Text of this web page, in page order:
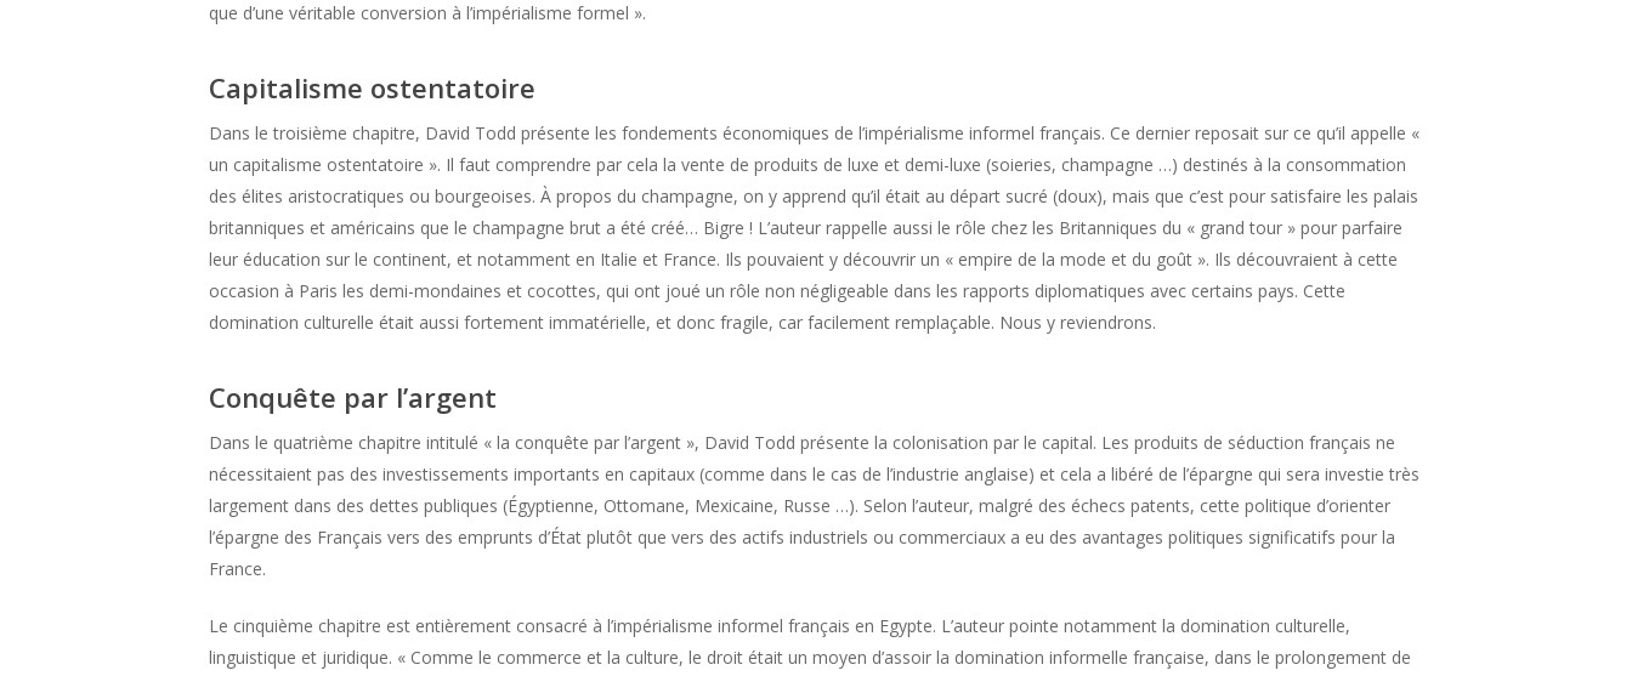
que d’une véritable conversion à l’impérialisme formel ».
Capitalisme ostentatoire
Dans le troisième chapitre, David Todd présente les fondements économiques de l’impérialisme informel français. Ce dernier reposait sur ce qu’il appelle «
un capitalisme ostentatoire ». Il faut comprendre par cela la vente de produits de luxe et demi-luxe (soieries, champagne …) destinés à la consommation
des élites aristocratiques ou bourgeoises. À propos du champagne, on y apprend qu’il était au départ sucré (doux), mais que c’est pour satisfaire les palais
britanniques et américains que le champagne brut a été créé… Bigre ! L’auteur rappelle aussi le rôle chez les Britanniques du « grand tour » pour parfaire
leur éducation sur le continent, et notamment en Italie et France. Ils pouvaient y découvrir un « empire de la mode et du goût ». Ils découvraient à cette
occasion à Paris les demi-mondaines et cocottes, qui ont joué un rôle non négligeable dans les rapports diplomatiques avec certains pays. Cette
domination culturelle était aussi fortement immatérielle, et donc fragile, car facilement remplaçable. Nous y reviendrons.
Conquête par l’argent
Dans le quatrième chapitre intitulé « la conquête par l’argent », David Todd présente la colonisation par le capital. Les produits de séduction français ne
nécessitaient pas des investissements importants en capitaux (comme dans le cas de l’industrie anglaise) et cela a libéré de l’épargne qui sera investie très
largement dans des dettes publiques (Égyptienne, Ottomane, Mexicaine, Russe …). Selon l’auteur, malgré des échecs patents, cette politique d’orienter
l’épargne des Français vers des emprunts d’État plutôt que vers des actifs industriels ou commerciaux a eu des avantages politiques significatifs pour la
France.
Le cinquième chapitre est entièrement consacré à l’impérialisme informel français en Egypte. L’auteur pointe notamment la domination culturelle,
linguistique et juridique. « Comme le commerce et la culture, le droit était un moyen d’assoir la domination informelle française, dans le prolongement de